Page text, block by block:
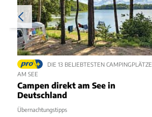
DIE 13 BELIEBTESTEN CAMPINGPLÄTZE
AM SEE
Campen direkt am See in
Deutschland
Übernachtungstipps